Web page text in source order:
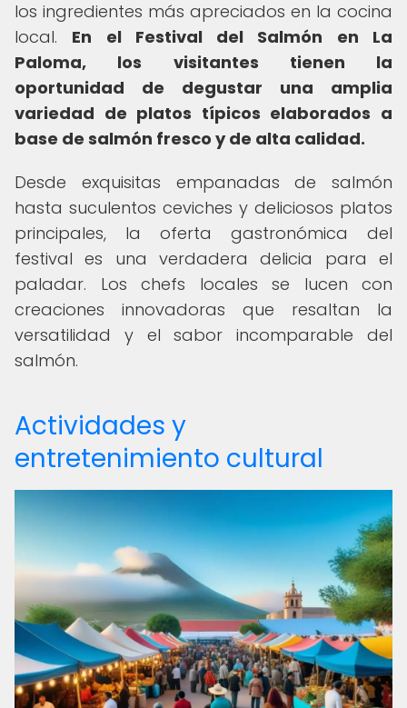
los ingredientes más apreciados en la cocina
local. En el Festival del Salmón en La
Paloma, los visitantes tienen la
oportunidad de degustar una amplia
variedad de platos típicos elaborados a
base de salmón fresco y de alta calidad.
Desde exquisitas empanadas de salmón
hasta suculentos ceviches y deliciosos platos
principales, la oferta gastronómica del
festival es una verdadera delicia para el
paladar. Los chefs locales se lucen con
creaciones innovadoras que resaltan la
versatilidad y el sabor incomparable del
salmón.
Actividades y
entretenimiento cultural